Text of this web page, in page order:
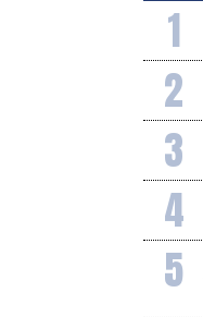
1
2
3
4
5